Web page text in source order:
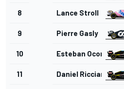
8 Lance Stroll
9 Pierre Gasly
10 Esteban Ocon
11 Daniel Ricciardo